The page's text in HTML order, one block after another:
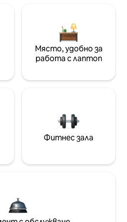
Място, удобно за
работа с лаптоп
Фитнес зала